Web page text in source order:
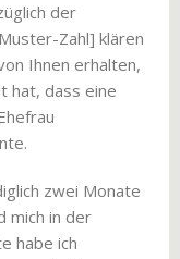
der
Zahl] klären
Ihnen erhalten,
hat, dass eine
zwei Monate
mich in der
habe ich